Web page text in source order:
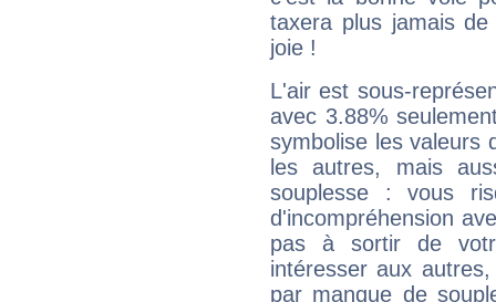
taxera plus jamais
joie !
L'air est sous-
avec 3.88%
symbolise les valeurs
les autres, mais
souplesse : vous
d'incompréhension
pas à sortir de
intéresser aux
par manque de